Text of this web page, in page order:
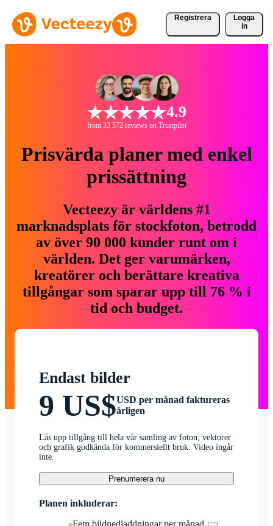
Registrera
Logga
in
4.9
from 33 572 reviews on Trustpilot
Prisvärda planer med enkel
prissättning
Vecteezy är världens #1
marknadsplats för stockfoton, betrodd
av över 90 000 kunder runt om i
världen. Det ger varumärken,
kreatörer och berättare kreativa
tillgångar som sparar upp till 76 % i
tid och budget.
Endast bilder
9 US$USD per månad faktureras
årligen
Lås upp tillgång till hela vår samling av foton, vektorer
och grafik godkända för kommersiellt bruk. Video ingår
inte.
Prenumerera nu
Planen inkluderar:
Fem bildnedladdningar per månad